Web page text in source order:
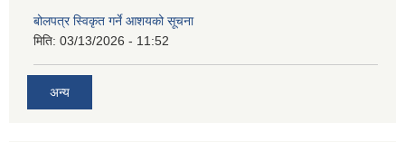
बोलपत्र स्विकृत गर्ने आशयको सूचना
मिति: 03/13/2026 - 11:52
अन्य